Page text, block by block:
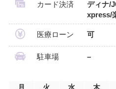
カード決済
ディナ/
xpress/
医療ローン 可
駐車場 –
月 火 水 木